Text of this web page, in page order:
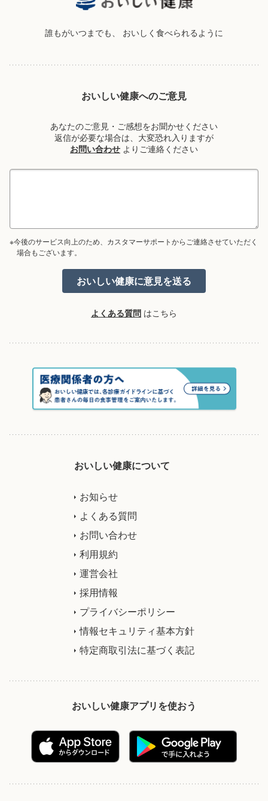
誰もがいつまでも、 おいしく食べられるように
おいしい健康へのご意見
あなたのご意見・ご感想をお聞かせください
返信が必要な場合は、大変恐れ入りますが
お問い合わせ よりご連絡ください
※今後のサービス向上のため、カスタマーサポートからご連絡させていただく
場合もございます。
よくある質問 はこちら
おいしい健康について
お知らせ
よくある質問
お問い合わせ
利用規約
運営会社
採用情報
プライバシーポリシー
情報セキュリティ基本方針
特定商取引法に基づく表記
おいしい健康アプリを使おう